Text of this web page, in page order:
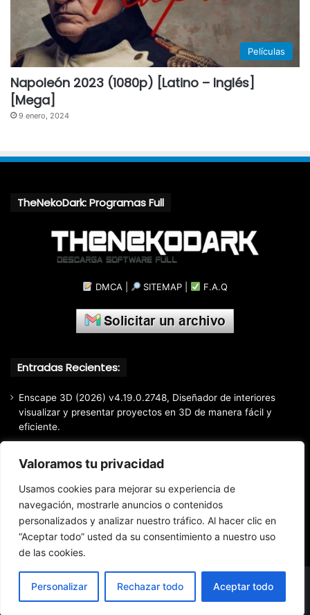
Valoramos tu privacidad
Usamos cookies para mejorar su experiencia de
navegación, mostrarle anuncios o contenidos
personalizados y analizar nuestro tráfico. Al hacer clic en
“Aceptar todo” usted da su consentimiento a nuestro uso
de las cookies.
Personalizar Rechazar todo Aceptar todo
Películas
Napoleón 2023 (1080p) [Latino – Inglés]
[Mega]
9 enero, 2024
TheNekoDark: Programas Full
DMCA SITEMAP F.A.Q
Entradas Recientes:
Enscape 3D (2026) v4.19.0.2748, Diseñador de interiores
visualizar y presentar proyectos en 3D de manera fácil y
eficiente.
EaseUS Partition Master Professional All Edition (2026)
v20.5.0 Build 202608010610, Crear y modificar particiones
fácil y rápido
EaseUS Todo Backup Home 2025 v16.3.1, Respaldo y
recuperación de archivos confiable
© Copyright 2016 - 2026 Todos los derechos reservados.